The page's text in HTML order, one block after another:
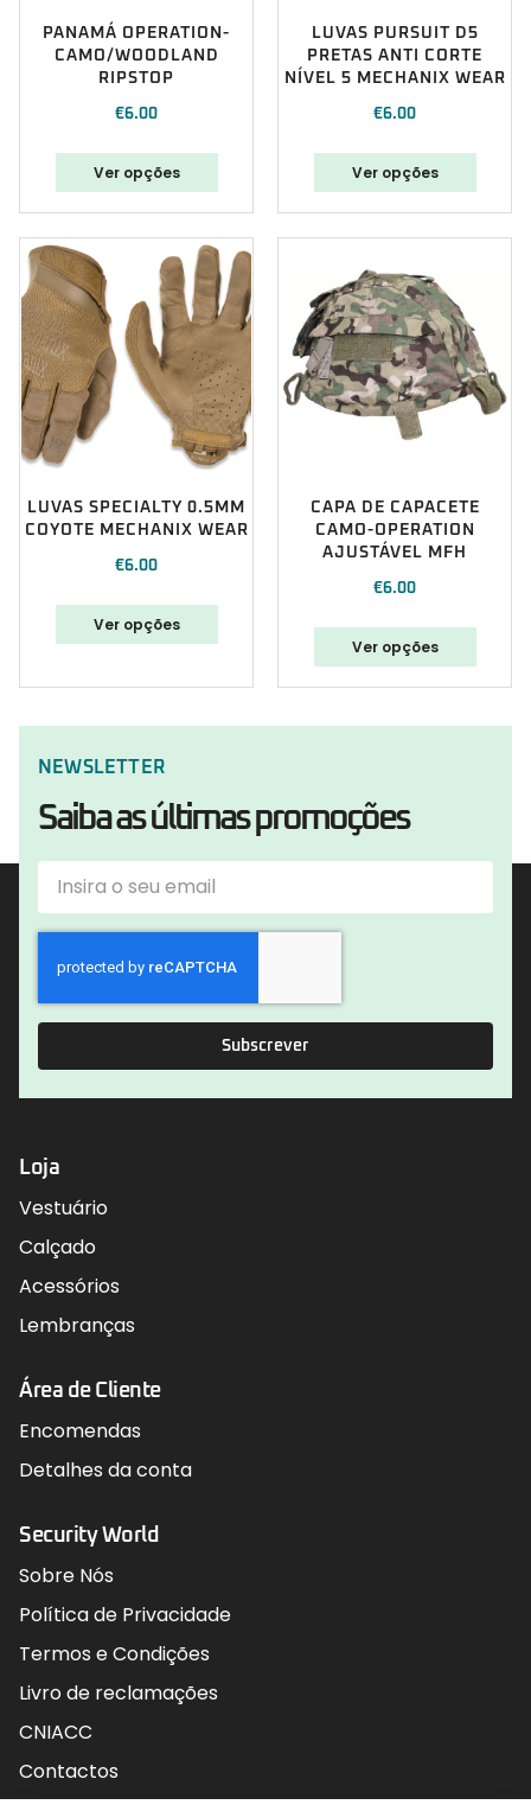
PANAMÁ OPERATION-
CAMO/WOODLAND
RIPSTOP
€6.00
Ver opções
LUVAS PURSUIT D5
PRETAS ANTI CORTE
NÍVEL 5 MECHANIX WEAR
€6.00
Ver opções
LUVAS SPECIALTY 0.5MM
COYOTE MECHANIX WEAR
€6.00
Ver opções
CAPA DE CAPACETE
CAMO-OPERATION
AJUSTÁVEL MFH
€6.00
Ver opções
NEWSLETTER
Saiba as últimas promoções
Subscrever
Loja
Vestuário
Calçado
Acessórios
Lembranças
Área de Cliente
Encomendas
Detalhes da conta
Security World
Sobre Nós
Política de Privacidade
Termos e Condições
Livro de reclamações
CNIACC
Contactos